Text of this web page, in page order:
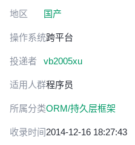
地区 国产
操作系统跨平台
投递者 vb2005xu
适用人群程序员
所属分类ORM/持久层框架
收录时间2014-12-16 18:27:43